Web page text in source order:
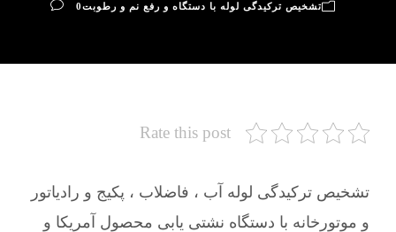
تشخیص ترکیدگی لوله با دستگاه و رفع نم و رطوبت0
Rate this post
تشخیص ترکیدگی لوله آب ، فاضلاب ، پکیج و رادیاتور
و موتورخانه با دستگاه نشتی یابی محصول آمریکا و